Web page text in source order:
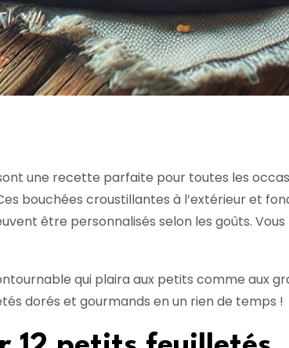
une recette parfaite pour toutes les
bouchées croustillantes à l’extérieur et
être personnalisés selon les goûts.
qui plaira aux petits comme aux
dorés et gourmands en un rien de temps !